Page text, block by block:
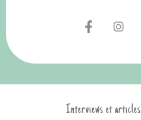
Interviews et articles